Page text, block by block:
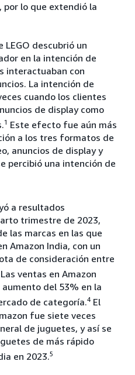
lo que extendió la
descubrió un
en la intención de
interactuaban con
La intención de
cuando los clientes
de display como
1 Este efecto fue aún más
a los tres formatos de
anuncios de display y
percibió una intención de
a resultados
trimestre de 2023,
las marcas en las que
Amazon India, con un
de consideración entre
Las ventas en Amazon
del 53% en la
de categoría.4 El
fue siete veces
de juguetes, y así se
de más rápido
en 2023.5